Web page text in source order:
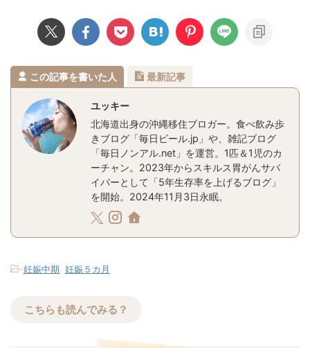
この記事を書いた人 最新記事
ユッキー
北海道出身の沖縄移住ブロガー。食べ飲み歩
きブログ「毎日ビール.jp」や、雑記ブログ
「毎日ノンアル.net」を運営。1匹＆1児のカ
ーチャン。2023年からスキルス胃がんサバ
イバーとして「5年生存率を上げるブログ」
を開始。2024年11月3日永眠。
-妊娠中期 妊娠５カ月
こちらも読んでみる？